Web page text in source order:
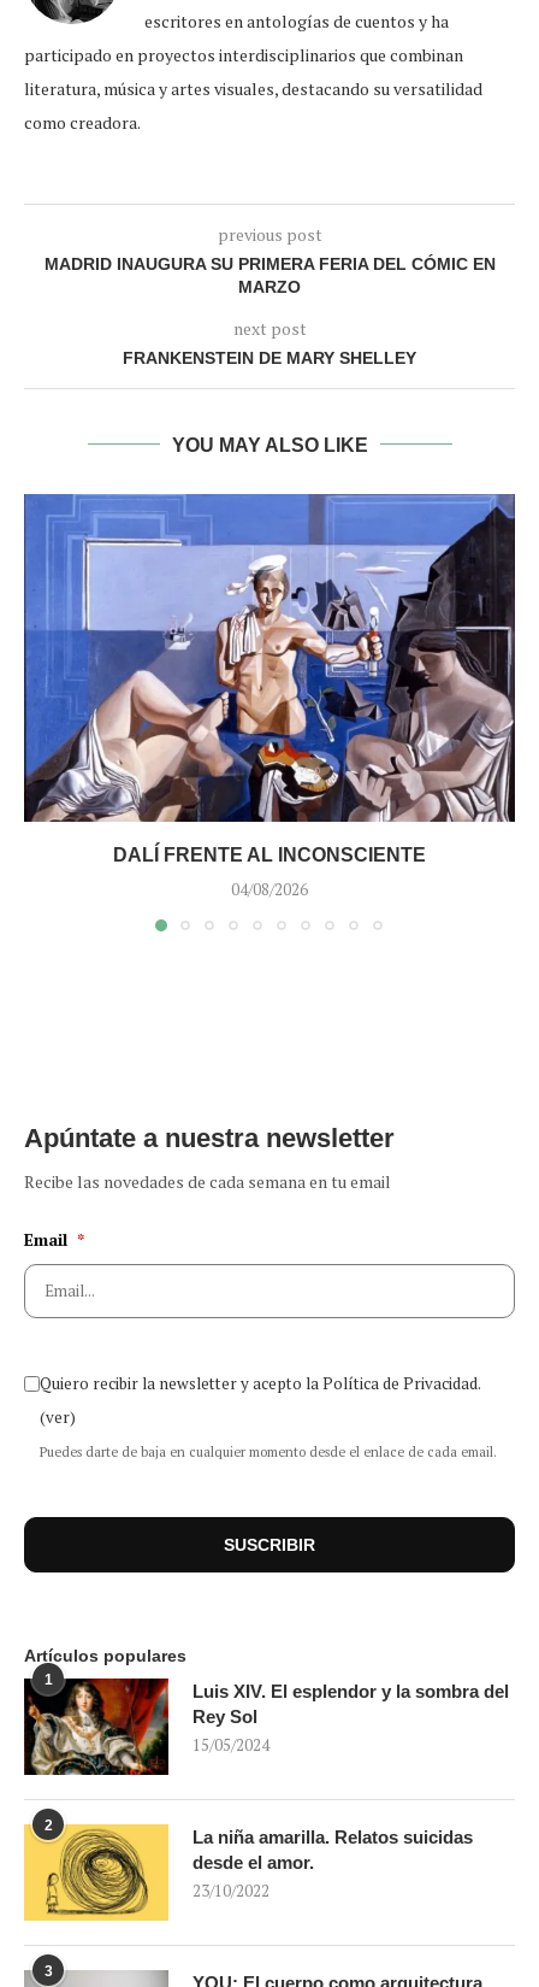
escritores en antologías de cuentos y ha
participado en proyectos interdisciplinarios que combinan
literatura, música y artes visuales, destacando su versatilidad
como creadora.
previous post
MADRID INAUGURA SU PRIMERA FERIA DEL CÓMIC EN
MARZO
next post
FRANKENSTEIN DE MARY SHELLEY
YOU MAY ALSO LIKE
DALÍ FRENTE AL INCONSCIENTE
04/08/2026
Apúntate a nuestra newsletter
Recibe las novedades de cada semana en tu email
Email *
Quiero recibir la newsletter y acepto la Política de Privacidad.
(ver)
Puedes darte de baja en cualquier momento desde el enlace de cada email.
Artículos populares
1
Luis XIV. El esplendor y la sombra del
Rey Sol
15/05/2024
2
La niña amarilla. Relatos suicidas
desde el amor.
23/10/2022
3
YOU: El cuerpo como arquitectura